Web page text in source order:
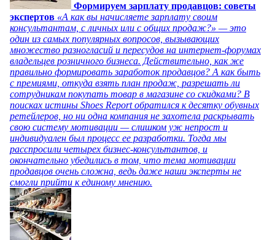
Формируем зарплату продавцов: советы
экспертов «А как вы начисляете зарплату своим
консультантам, с личных или с общих продаж?» — это
один из самых популярных вопросов, вызывающих
множество разногласий и пересудов на интернет-форумах
владельцев розничного бизнеса. Действительно, как же
правильно формировать заработок продавцов? А как быть
с премиями, откуда взять план продаж, разрешать ли
сотрудникам покупать товар в магазине со скидками? В
поисках истины Shoes Report обратился к десятку обувных
ретейлеров, но ни одна компания не захотела раскрывать
свою систему мотивации — слишком уж непрост и
индивидуален был процесс ее разработки. Тогда мы
расспросили четырех бизнес-консультантов, и
окончательно убедились в том, что тема мотивации
продавцов очень сложна, ведь даже наши эксперты не
смогли прийти к единому мнению.